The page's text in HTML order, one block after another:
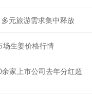
元旅游需求集中释放
场生姜价格行情
家上市公司去年分红超